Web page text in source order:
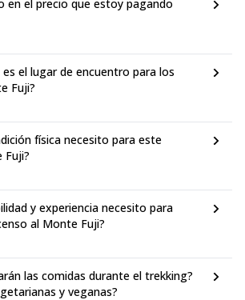
en el precio que estoy pagando
el lugar de encuentro para los
Fuji?
física necesito para este
Fuji?
y experiencia necesito para
al Monte Fuji?
las comidas durante el trekking?
y veganas?